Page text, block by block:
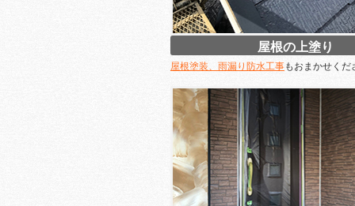
屋根の上塗り
屋根塗装、雨漏り防水工事もおまかせくだ